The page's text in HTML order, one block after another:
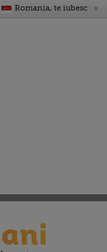
Romania, te iubesc